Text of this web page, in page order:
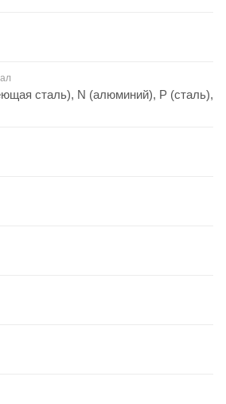
сталь), N (алюминий), P (сталь),